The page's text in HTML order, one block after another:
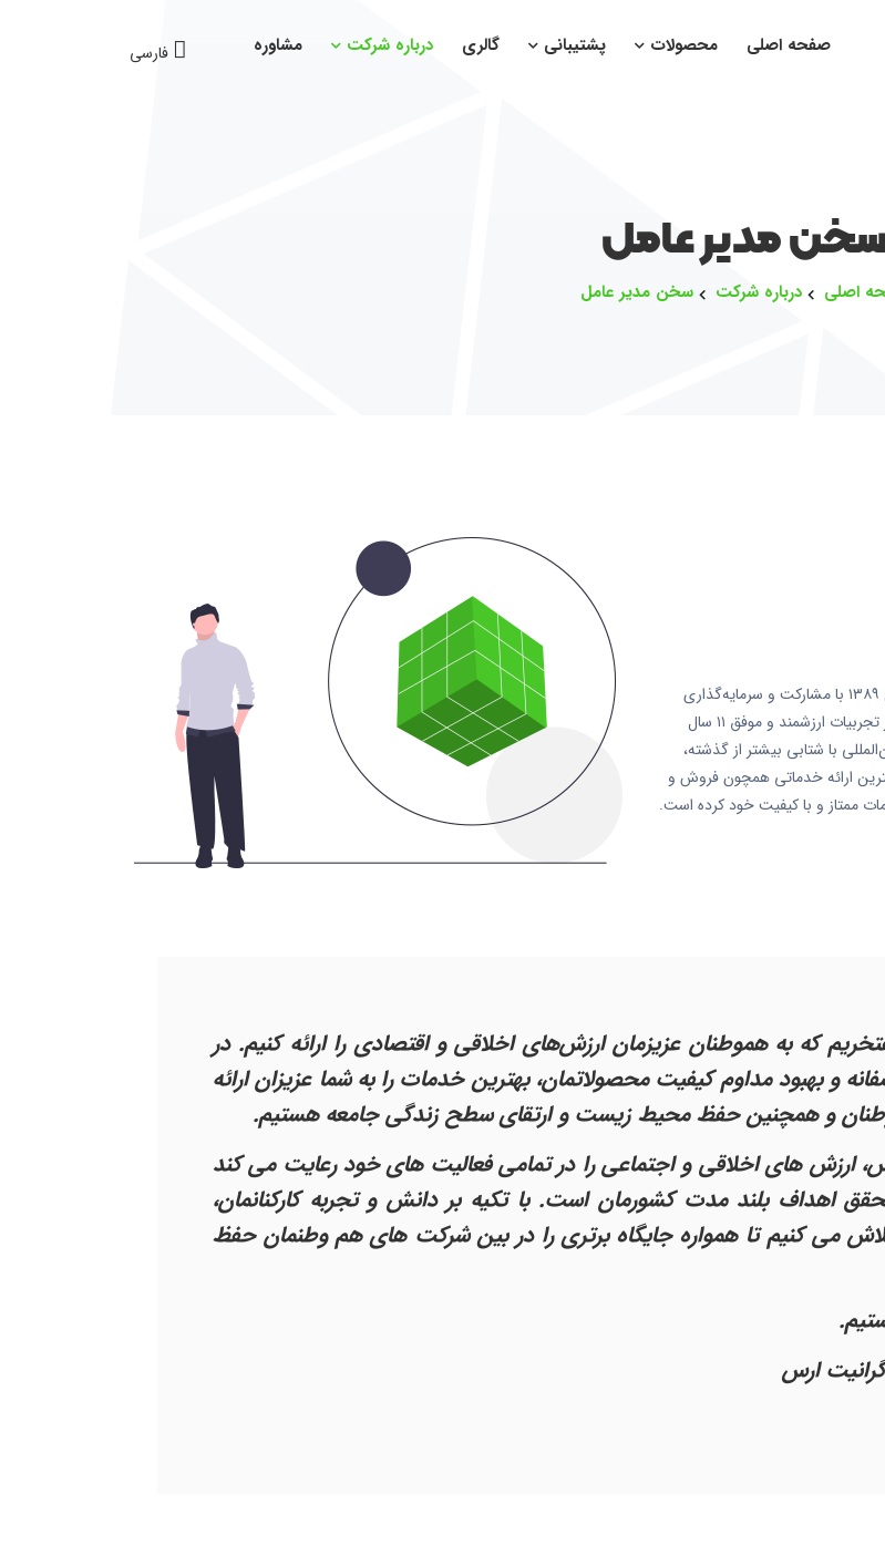
صفحه اصلی محصولات پشتیبانی گالری درباره شرکت مشاوره فارسی
مدیر عامل
اصلی درباره شرکت سخن مدیر عامل
شرکت پل گرانیت ارس که امروزه با نام تجاری (آمیتیس) فعالیت می‌کند از سال ۱۳۸۹ با مشارکت و سرمایه‌گذاری
داخلی و خارجی شروع به کار کرده است. این شرکت مفتخر است با بهره‌گیری از تجربیات ارزشمند و موفق ۱۱ سال
با شتابی بیشتر از گذشته،
ارائه خدماتی همچون فروش و
ممتاز و با کیفیت خود کرده است.
که به هموطنان عزیزمان ارزش‌های اخلاقی و اقتصادی را ارائه کنیم. در
و بهبود مداوم کیفیت محصولاتمان، بهترین خدمات را به شما عزیزان ارائه
هموطنان و همچنین حفظ محیط زیست و ارتقای سطح زندگی جامعه هستیم.
ارزش های اخلاقی و اجتماعی را در تمامی فعالیت های خود رعایت می کند
اهداف بلند مدت کشورمان است. با تکیه بر دانش و تجربه کارکنانمان،
تلاش می کنیم تا همواره جایگاه برتری را در بین شرکت های هم وطنمان حفظ
ارس